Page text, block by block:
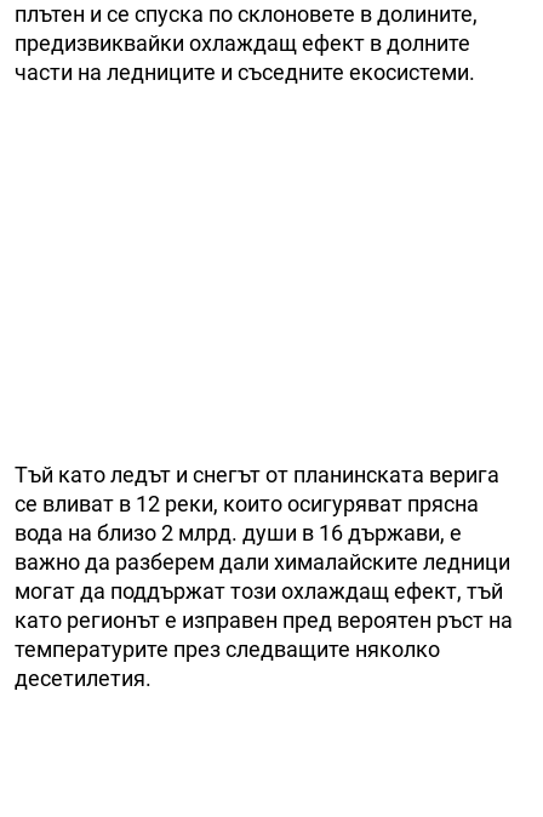
плътен и се спуска по склоновете в долините,
предизвиквайки охлаждащ ефект в долните
части на ледниците и съседните екосистеми.
Тъй като ледът и снегът от планинската верига
се вливат в 12 реки, които осигуряват прясна
вода на близо 2 млрд. души в 16 държави, е
важно да разберем дали хималайските ледници
могат да поддържат този охлаждащ ефект, тъй
като регионът е изправен пред вероятен ръст на
температурите през следващите няколко
десетилетия.